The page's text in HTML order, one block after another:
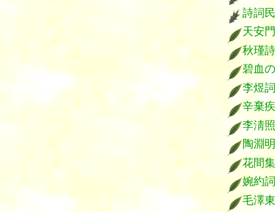
詩詞
天安
秋瑾
碧血
李煜詞
辛棄
李淸
陶淵
花間集
婉約
毛澤